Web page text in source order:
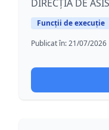
DIRECȚIA DE
Funcții de execuție
Publicat în:21/07/2026